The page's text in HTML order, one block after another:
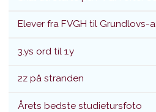
Elever fra FVGH til Grundlovs-
3.ys ord til 1.y
2z på stranden
Årets bedste studietursfoto